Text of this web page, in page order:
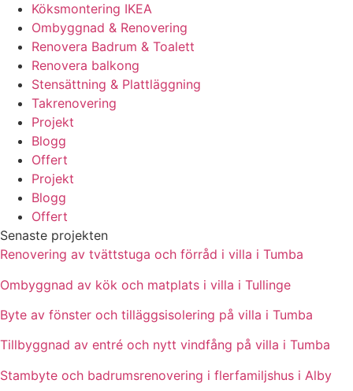
Köksmontering IKEA
Ombyggnad & Renovering
Renovera Badrum & Toalett
Renovera balkong
Stensättning & Plattläggning
Takrenovering
Projekt
Blogg
Offert
Projekt
Blogg
Offert
Senaste projekten
Renovering av tvättstuga och förråd i villa i Tumba
Ombyggnad av kök och matplats i villa i Tullinge
Byte av fönster och tilläggsisolering på villa i Tumba
Tillbyggnad av entré och nytt vindfång på villa i Tumba
Stambyte och badrumsrenovering i flerfamiljshus i Alby